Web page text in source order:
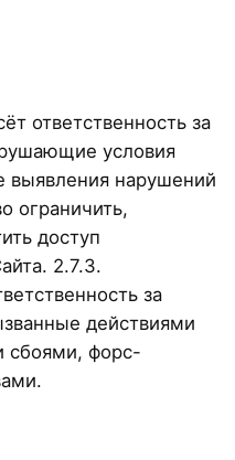
ответственность за
условия
выявления нарушений
ограничить,
доступ
2.7.3.
за
действиями
сбоями, форс-